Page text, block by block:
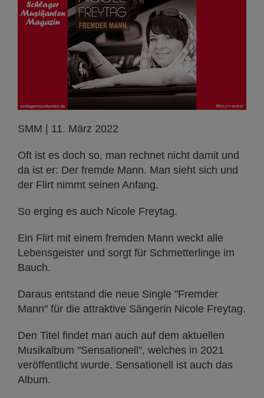
SMM | 11. März 2022
Oft ist es doch so, man rechnet nicht damit und
da ist er: Der fremde Mann. Man sieht sich und
der Flirt nimmt seinen Anfang.
So erging es auch Nicole Freytag.
Ein Flirt mit einem fremden Mann weckt alle
Lebensgeister und sorgt für Schmetterlinge im
Bauch.
Daraus entstand die neue Single "Fremder
Mann" für die attraktive Sängerin Nicole Freytag.
Den Titel findet man auch auf dem aktuellen
Musikalbum "Sensationell", welches in 2021
veröffentlicht wurde. Sensationell ist auch das
Album.